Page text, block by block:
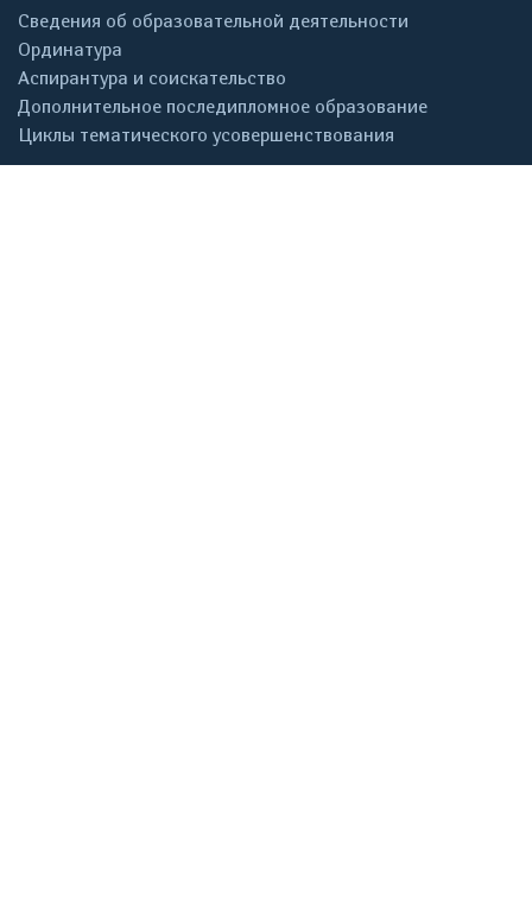
Сведения об образовательной деятельности
Ординатура
Аспирантура и соискательство
Дополнительное последипломное образование
Циклы тематического усовершенствования